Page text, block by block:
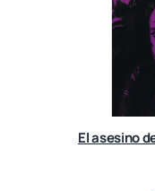
El asesino